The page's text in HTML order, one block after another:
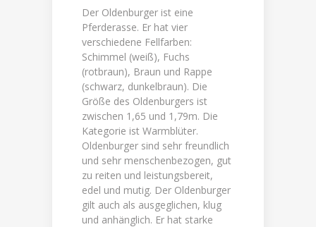
Der Oldenburger ist eine
Pferderasse. Er hat vier
verschiedene Fellfarben:
Schimmel (weiß), Fuchs
(rotbraun), Braun und Rappe
(schwarz, dunkelbraun). Die
Größe des Oldenburgers ist
zwischen 1,65 und 1,79m. Die
Kategorie ist Warmblüter.
Oldenburger sind sehr freundlich
und sehr menschenbezogen, gut
zu reiten und leistungsbereit,
edel und mutig. Der Oldenburger
gilt auch als ausgeglichen, klug
und anhänglich. Er hat starke